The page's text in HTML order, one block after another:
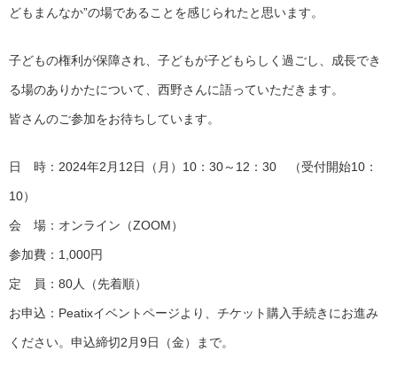
どもまんなか”の場であることを感じられたと思います。
子どもの権利が保障され、子どもが子どもらしく過ごし、成長でき
る場のありかたについて、西野さんに語っていただきます。
皆さんのご参加をお待ちしています。
日 時：2024年2月12日（月）10：30～12：30 （受付開始10：
10）
会 場：オンライン（ZOOM）
参加費：1,000円
定 員：80人（先着順）
お申込：Peatixイベントページより、チケット購入手続きにお進み
ください。申込締切2月9日（金）まで。